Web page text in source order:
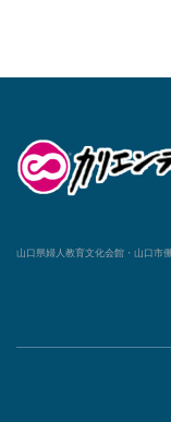
山口県婦人教育文化会館・山口市